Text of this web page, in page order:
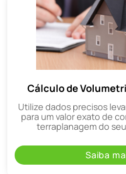
Cálculo de
Utilize dados precisos
para um valor exato de
terraplanagem do
Saiba